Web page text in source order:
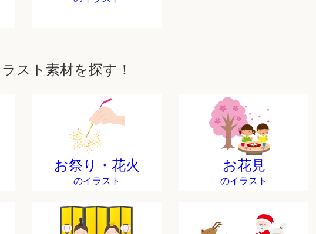
スト素材を探す！
お祭り・花火
のイラスト
お花見
のイラスト